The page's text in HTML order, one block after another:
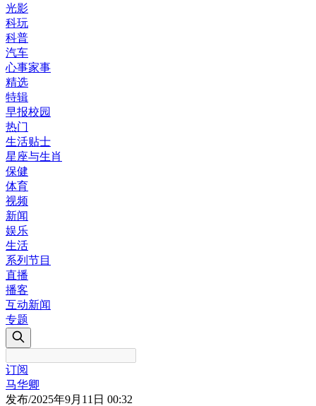
光影
科玩
科普
汽车
心事家事
精选
特辑
早报校园
热门
生活贴士
星座与生肖
保健
体育
视频
新闻
娱乐
生活
系列节目
直播
播客
互动新闻
专题
订阅
马华卿
发布/2025年9月11日 00:32